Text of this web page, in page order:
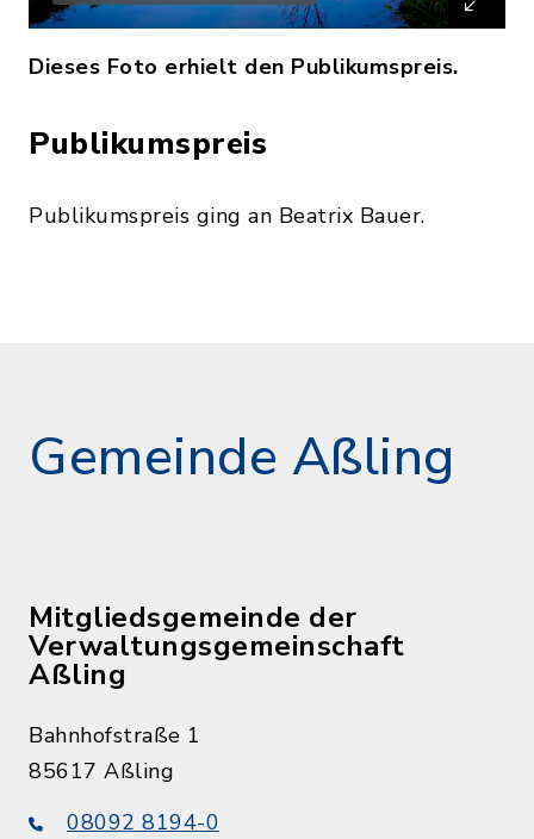
Dieses Foto erhielt den Publikumspreis.
Publikumspreis
Publikumspreis ging an Beatrix Bauer.
Gemeinde Aßling
Mitgliedsgemeinde der
Verwaltungsgemeinschaft
Aßling
Bahnhofstraße 1
85617 Aßling
08092 8194-0